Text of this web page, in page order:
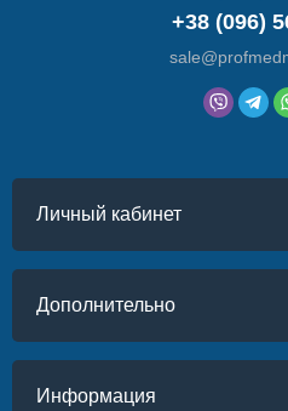
+38 (096)
Личный кабинет
Дополнительно
Информация